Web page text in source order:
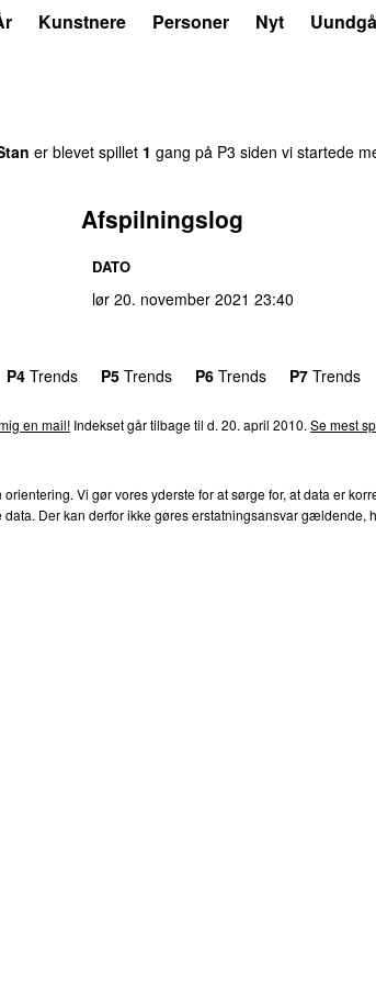
Kunstnere Personer Nyt
er blevet spillet 1 gang på P3 siden vi startede
Afspilningslog
DATO
lør 20. november 2021 23:40
P4 Trends P5 Trends P6 Trends P7 Trends
en mail! Indekset går tilbage til d. 20. april 2010. Se mest
Vi gør vores yderste for at sørge for, at data er
Der kan derfor ikke gøres erstatningsansvar gældende,